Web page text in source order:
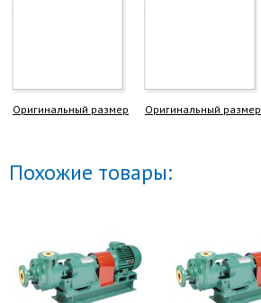
Оригинальный размер Оригинальный размер
Похожие товары: